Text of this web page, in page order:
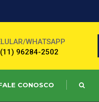
WHATSAPP
(11) 96284-2502
CONOSCO